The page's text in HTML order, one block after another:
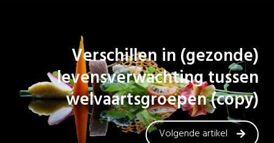
Verschillen in (gezonde)
levensverwachting tussen
welvaartsgroepen (copy)
Volgende artikel